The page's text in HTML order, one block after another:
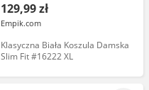
129,99 zł
Empik.com
Klasyczna Biała Koszula Damska
Slim Fit #16222 XL